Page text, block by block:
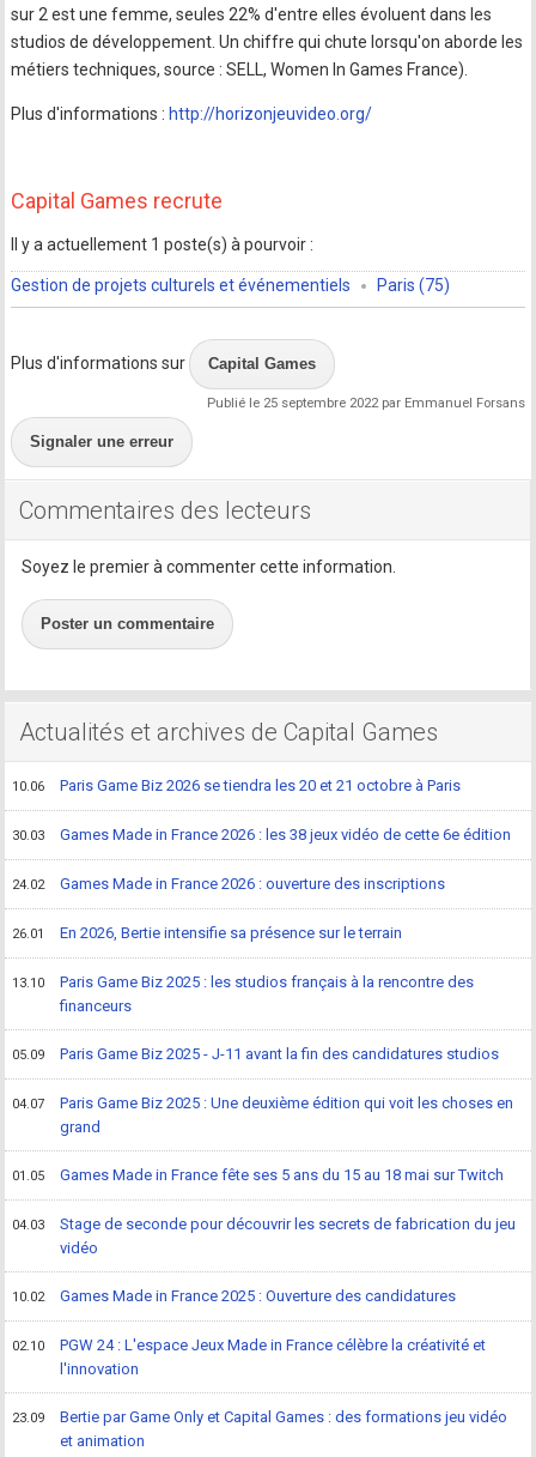
sur 2 est une femme, seules 22% d'entre elles évoluent dans les
studios de développement. Un chiffre qui chute lorsqu'on aborde les
métiers techniques, source : SELL, Women In Games France).
Plus d'informations : http://horizonjeuvideo.org/
Capital Games recrute
Il y a actuellement 1 poste(s) à pourvoir :
Gestion de projets culturels et événementiels Paris (75)
Plus d'informations sur Capital Games
Publié le 25 septembre 2022 par Emmanuel Forsans
Signaler une erreur
Commentaires des lecteurs
Soyez le premier à commenter cette information.
Poster un commentaire
Actualités et archives de Capital Games
10.06 Paris Game Biz 2026 se tiendra les 20 et 21 octobre à Paris
30.03 Games Made in France 2026 : les 38 jeux vidéo de cette 6e édition
24.02 Games Made in France 2026 : ouverture des inscriptions
26.01 En 2026, Bertie intensifie sa présence sur le terrain
13.10
Paris Game Biz 2025 : les studios français à la rencontre des
financeurs
05.09 Paris Game Biz 2025 - J-11 avant la fin des candidatures studios
04.07
Paris Game Biz 2025 : Une deuxième édition qui voit les choses en
grand
01.05 Games Made in France fête ses 5 ans du 15 au 18 mai sur Twitch
04.03
Stage de seconde pour découvrir les secrets de fabrication du jeu
vidéo
10.02 Games Made in France 2025 : Ouverture des candidatures
02.10
PGW 24 : L'espace Jeux Made in France célèbre la créativité et
l'innovation
23.09
Bertie par Game Only et Capital Games : des formations jeu vidéo
et animation